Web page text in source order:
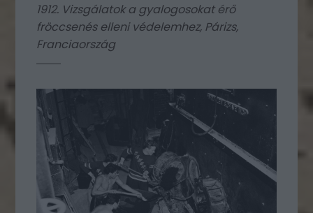
1912. Vizsgálatok a gyalogosokat érő
fröccsenés elleni védelemhez, Párizs,
Franciaország